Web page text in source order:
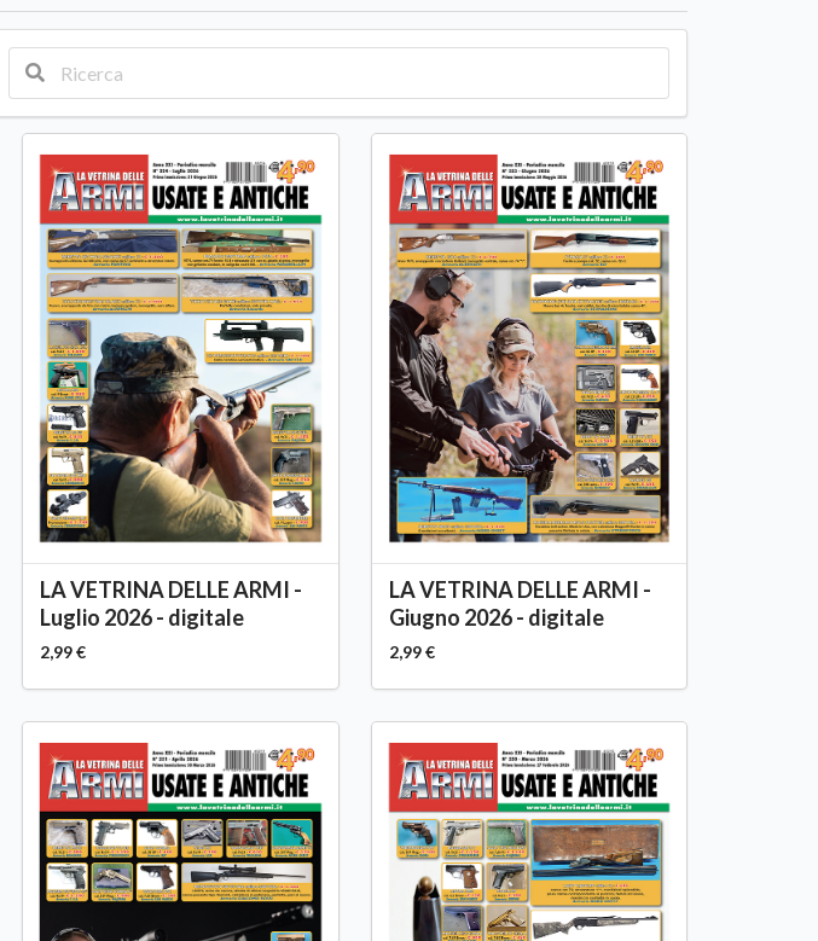
LA VETRINA DELLE ARMI -
Luglio 2026 - digitale
2,99 €
LA VETRINA DELLE ARMI -
Giugno 2026 - digitale
2,99 €